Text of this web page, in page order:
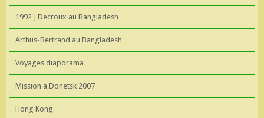
1992 J Decroux au Bangladesh
Arthus-Bertrand au Bangladesh
Voyages diaporama
Mission à Donetsk 2007
Hong Kong